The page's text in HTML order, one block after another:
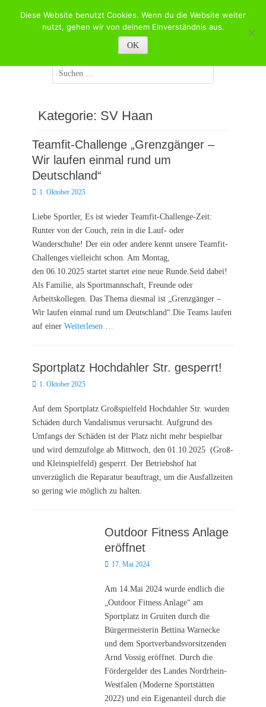
Willkommen beim
Sportverband Haan e.V.
Suchen
nach:
Kategorie: SV Haan
Teamfit-Challenge „Grenzgänger –
Wir laufen einmal rund um
Deutschland“
Posted
1. Oktober 2025
Liebe Sportler, Es ist wieder Teamfit-Challenge-Zeit:
Runter von der Couch, rein in die Lauf- oder
Wanderschuhe! Der ein oder andere kennt unsere Teamfit-
Challenges vielleicht schon. Am Montag,
den 06.10.2025 startet startet eine neue Runde.Seid dabei!
Als Familie, als Sportmannschaft, Freunde oder
Arbeitskollegen. Das Thema diesmal ist „Grenzgänger –
Wir laufen einmal rund um Deutschland“.Die Teams laufen
auf einer Weiterlesen …
Sportplatz Hochdahler Str. gesperrt!
Posted
1. Oktober 2025
Auf dem Sportplatz Großspielfeld Hochdahler Str. wurden
Schäden durch Vandalismus verursacht. Aufgrund des
Umfangs der Schäden ist der Platz nicht mehr bespielbar
und wird demzufolge ab Mittwoch, den 01.10.2025 (Groß-
und Kleinspielfeld) gesperrt. Der Betriebshof hat
unverzüglich die Reparatur beauftragt, um die Ausfallzeiten
so gering wie möglich zu halten.
Outdoor Fitness Anlage
eröffnet
Posted
17. Mai 2024
Am 14.Mai 2024 wurde endlich die
„Outdoor Fitness Anlage“ am
Sportplatz in Gruiten durch die
Bürgermeisterin Bettina Warnecke
und dem Sportverbandsvorsitzenden
Arnd Vossig eröffnet. Durch die
Fördergelder des Landes Nordrhein-
Westfalen (Moderne Sportstätten
2022) und ein Eigenanteil durch die
Diese Website benutzt Cookies. Wenn du die Website weiter
nutzt, gehen wir von deinem Einverständnis aus.
OK